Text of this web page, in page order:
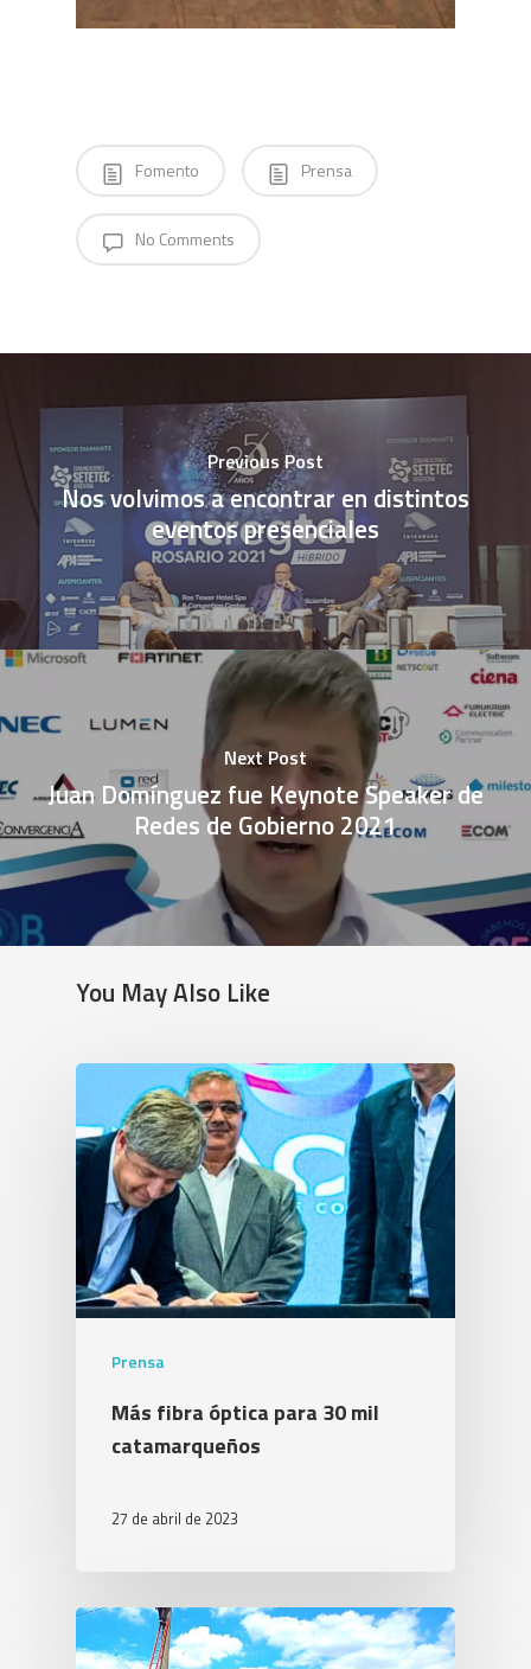
Fomento Prensa
No Comments
Previous Post
Nos volvimos a encontrar en distintos
eventos presenciales
Next Post
Juan Domínguez fue Keynote Speaker de
Redes de Gobierno 2021
You May Also Like
Prensa
Más fibra óptica para 30 mil
catamarqueños
27 de abril de 2023